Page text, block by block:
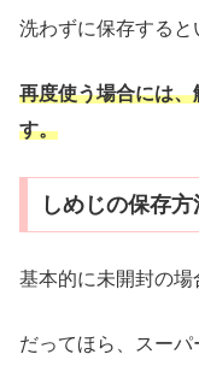
洗わずに保存すると
再度使う場合には
す。
しめじの保存方
基本的に未開封の場
だってほら、スー